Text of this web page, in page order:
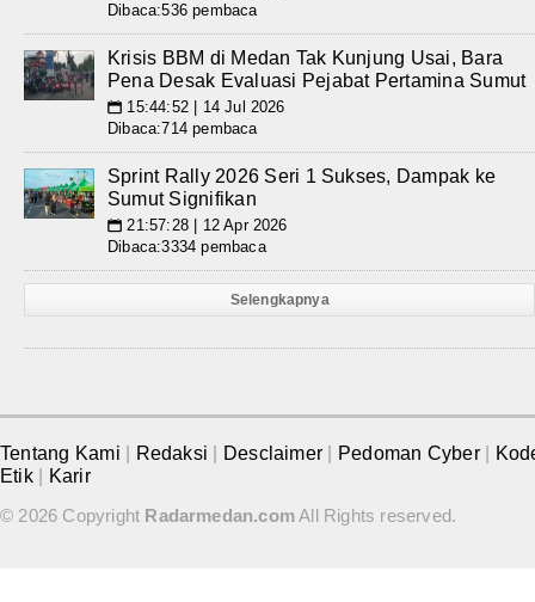
Dibaca:536 pembaca
Krisis BBM di Medan Tak Kunjung Usai, Bara
Pena Desak Evaluasi Pejabat Pertamina Sumut
📅 15:44:52 | 14 Jul 2026
Dibaca:714 pembaca
Sprint Rally 2026 Seri 1 Sukses, Dampak ke
Sumut Signifikan
📅 21:57:28 | 12 Apr 2026
Dibaca:3334 pembaca
Selengkapnya
Tentang Kami Redaksi Desclaimer Pedoman Cyber
Etik
Karir
© 2026 Copyright Radarmedan.comAll Rights reserved.